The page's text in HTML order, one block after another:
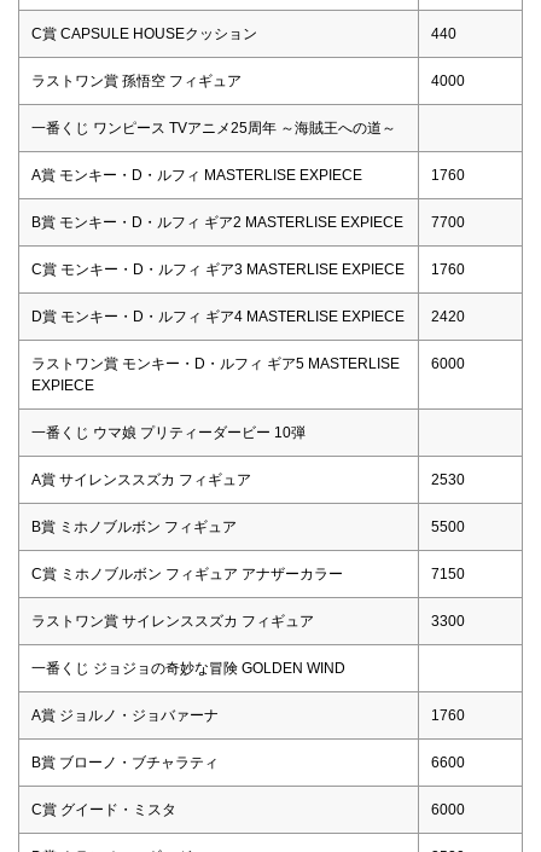
C賞 CAPSULE HOUSEクッション 440
ラストワン賞 孫悟空 フィギュア 4000
一番くじ ワンピース TVアニメ25周年 ～海賊王への道～
A賞 モンキー・D・ルフィ MASTERLISE EXPIECE 1760
B賞 モンキー・D・ルフィ ギア2 MASTERLISE EXPIECE 7700
C賞 モンキー・D・ルフィ ギア3 MASTERLISE EXPIECE 1760
D賞 モンキー・D・ルフィ ギア4 MASTERLISE EXPIECE 2420
ラストワン賞 モンキー・D・ルフィ ギア5 MASTERLISE
EXPIECE
6000
一番くじ ウマ娘 プリティーダービー 10弾
A賞 サイレンススズカ フィギュア 2530
B賞 ミホノブルボン フィギュア 5500
C賞 ミホノブルボン フィギュア アナザーカラー 7150
ラストワン賞 サイレンススズカ フィギュア 3300
一番くじ ジョジョの奇妙な冒険 GOLDEN WIND
A賞 ジョルノ・ジョバァーナ 1760
B賞 ブローノ・ブチャラティ 6600
C賞 グイード・ミスタ 6000